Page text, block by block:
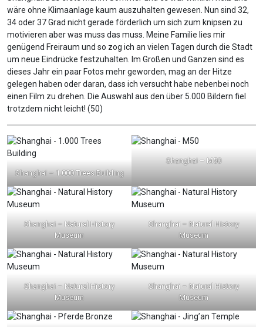
wäre ohne Klimaanlage kaum auszuhalten gewesen. Nun sind 32,
34 oder 37 Grad nicht gerade förderlich um sich zum knipsen zu
motivieren aber was muss das muss. Meine Familie lies mir
genügend Freiraum und so zog ich an vielen Tagen durch die Stadt
um neue Eindrücke festzuhalten. Im Großen und Ganzen sind es
dieses Jahr ein paar Fotos mehr geworden, mag an der Hitze
gelegen haben oder daran, dass ich versucht habe nebenbei noch
einen Film zu drehen. Die Auswahl aus den über 5.000 Bildern fiel
trotzdem nicht leicht! (50)
Shanghai – 1.000 Trees Building
Shanghai – M50
Shanghai – Natural History
Museum
Shanghai – Natural History
Museum
Shanghai – Natural History
Museum
Shanghai – Natural History
Museum